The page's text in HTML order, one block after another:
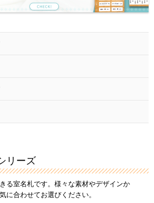
リーズ
る室名札です。様々な素材やデザインか
に合わせてお選びください。